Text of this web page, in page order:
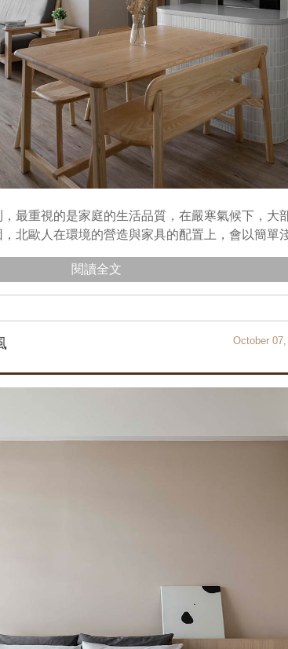
最重視的是家庭的生活品質，在嚴寒氣候下，大
北歐人在環境的營造與家具的配置上，會以簡單
閱讀全文
October